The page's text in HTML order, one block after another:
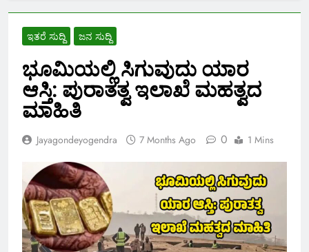
ಇತರೆ ಸುದ್ದಿ ಜನ ಸುದ್ದಿ
ಭೂಮಿಯಲ್ಲಿ ಸಿಗುವುದು ಯಾರ
ಆಸ್ತಿ: ಪುರಾತತ್ವ ಇಲಾಖೆ ಮಹತ್ವದ
ಮಾಹಿತಿ
Jayagondeyogendra 7 Months Ago 0 1 Mins